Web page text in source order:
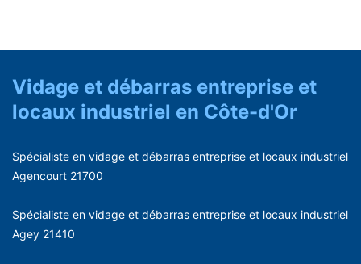
Vidage et débarras entreprise et
locaux industriel en Côte-d'Or
Spécialiste en vidage et débarras entreprise et locaux industriel
Agencourt 21700
Spécialiste en vidage et débarras entreprise et locaux industriel
Agey 21410